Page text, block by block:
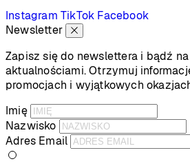
Instagram TikTok Facebook
Newsletter
Zapisz się do newslettera i bądź
aktualnościami. Otrzymuj
promocjach i wyjątkowych
Imię
Nazwisko
Adres Email